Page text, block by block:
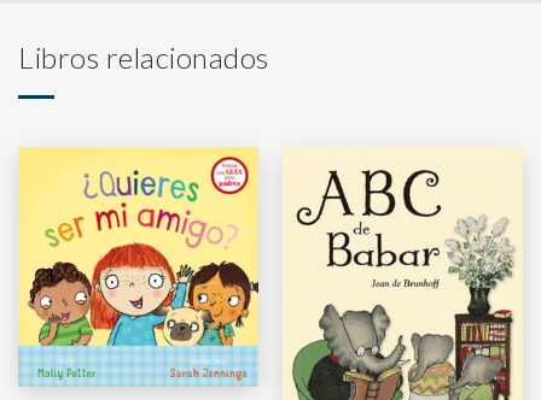
Libros relacionados